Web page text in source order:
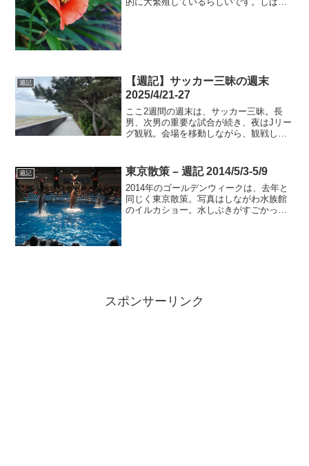
週記
【週記】サッカー三昧の週末
2025/4/21-27
ここ2週間の週末は、サッカー三昧。長
男、次男の重要な試合が続き、夜はJリー
グ観戦。会場を移動しながら、観戦して
す。
週記 東京散策 – 週記 2014/5/3-5/9
2014年のゴールデンウィークは、去年と
同じく東京散策。写真はしながわ水族館
のイルカショー。水しぶきがすごかった
スポンサーリンク